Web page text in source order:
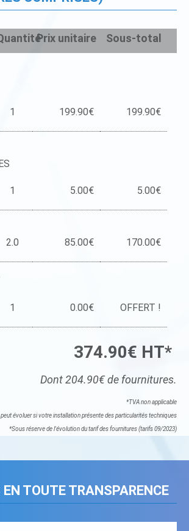
Prix unitaire Sous-total
1 199.90€ 199.90€
1 5.00€ 5.00€
2.0 85.00€ 170.00€
1 0.00€ OFFERT !
374.90€ HT*
Dont 204.90€ de fournitures.
*TVA non applicable
évoluer si votre installation présente des particularités techniques
*Sous réserve de l'évolution du tarif des fournitures (tarifs 09/2023)
TOUTE TRANSPARENCE